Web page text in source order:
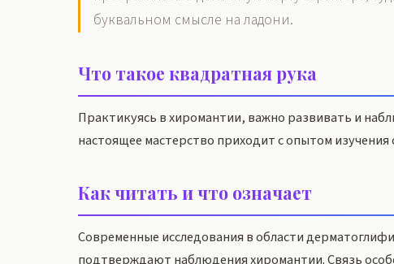
буквальном смысле на ладони.
Что такое квадратная рука
Практикуясь в хиромантии, важно развивать и
настоящее мастерство приходит с опытом изучения
Как читать и что означает
Современные исследования в области
подтверждают наблюдения хиромантии. Связь